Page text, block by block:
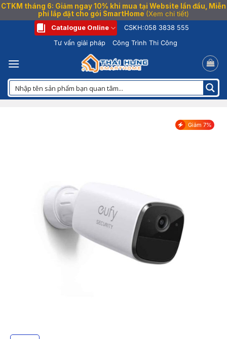
CTKM tháng 6: Giảm ngay 10% khi mua tại Website lần đầu, Miễn
phí lắp đặt cho gói SmartHome (Xem chi tiết)
dung
Catalogue Online CSKH:058 3838 555
Tư vấn giải pháp
Công Trình Thi Công
Giảm 7%